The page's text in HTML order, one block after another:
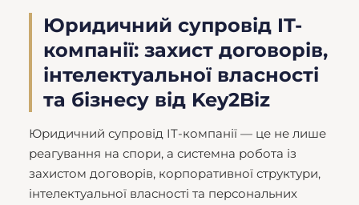
Юридичний супровід IT-
компанії: захист договорів,
інтелектуальної власності
та бізнесу від Key2Biz
Юридичний супровід IT-компанії — це не лише
реагування на спори, а системна робота із
захистом договорів, корпоративної структури,
інтелектуальної власності та персональних